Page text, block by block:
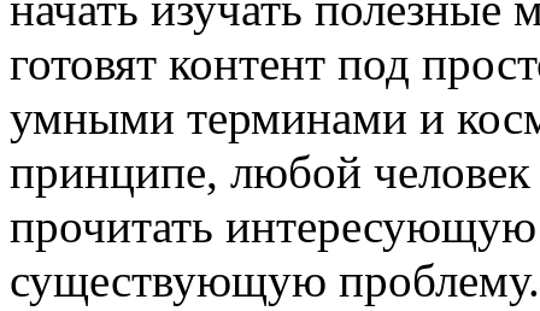
готовят контент под
умными терминами и
принципе, любой человек
прочитать интересующую
существующую